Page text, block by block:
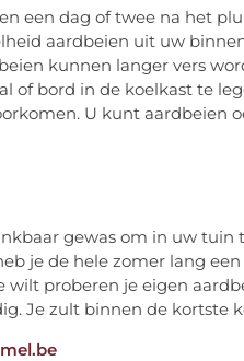
een dag of twee na het
aardbeien uit uw
kunnen langer vers
of bord in de koelkast te
U kunt aardbeien
gewas om in uw tuin
je de hele zomer lang
wilt proberen je eigen
Je zult binnen de kortste